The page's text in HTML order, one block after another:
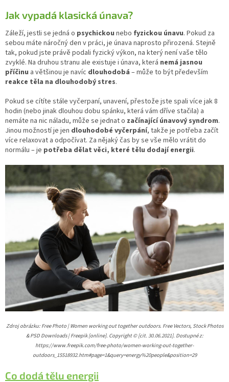
Jak vypadá klasická únava?
Záleží, jestli se jedná o psychickou nebo fyzickou únavu. Pokud za
sebou máte náročný den v práci, je únava naprosto přirozená. Stejně
tak, pokud jste právě podali fyzický výkon, na který není vaše tělo
zvyklé. Na druhou stranu ale existuje i únava, která nemá jasnou
příčinu a většinou je navíc dlouhodobá – může to být především
reakce těla na dlouhodobý stres.
Pokud se cítíte stále vyčerpaní, unavení, přestože jste spali více jak 8
hodin (nebo jinak dlouhou dobu spánku, která vám dříve stačila) a
nemáte na nic náladu, může se jednat o začínající únavový syndrom.
Jinou možností je jen dlouhodobé vyčerpání, takže je potřeba začít
více relaxovat a odpočívat. Za nějaký čas by se vše mělo vrátit do
normálu – je potřeba dělat věci, které tělu dodají energii.
Zdroj obrázku: Free Photo | Women working out together outdoors. Free Vectors, Stock Photos
& PSD Downloads | Freepik [online]. Copyright © [cit. 30.06.2021]. Dostupné z:
https://www.freepik.com/free-photo/women-working-out-together-
outdoors_15518932.htm#page=1&query=energy%20people&position=29
Co dodá tělu energii